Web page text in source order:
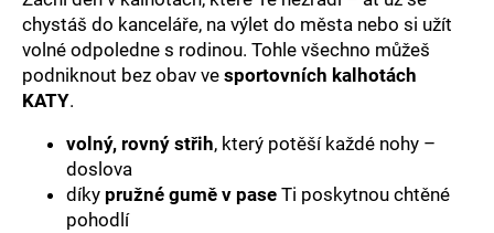
chystáš do kanceláře, na výlet do města nebo si užít
volné odpoledne s rodinou. Tohle všechno můžeš
podniknout bez obav ve sportovních kalhotách
KATY.
volný, rovný střih, který potěší každé nohy –
doslova
díky pružné gumě v pase Ti poskytnou chtěné
pohodlí
u
j
e
m